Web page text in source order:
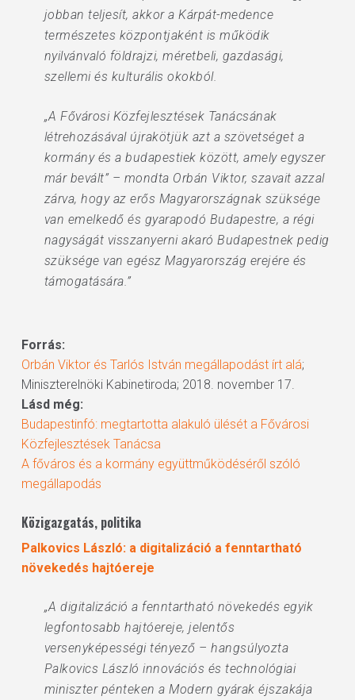
jobban teljesít, akkor a Kárpát-medence
természetes központjaként is működik
nyilvánvaló földrajzi, méretbeli, gazdasági,
szellemi és kulturális okokból.
„A Fővárosi Közfejlesztések Tanácsának
létrehozásával újrakötjük azt a szövetséget a
kormány és a budapestiek között, amely egyszer
már bevált” – mondta Orbán Viktor, szavait azzal
zárva, hogy az erős Magyarországnak szüksége
van emelkedő és gyarapodó Budapestre, a régi
nagyságát visszanyerni akaró Budapestnek pedig
szüksége van egész Magyarország erejére és
támogatására.”
Forrás:
Orbán Viktor és Tarlós István megállapodást írt alá;
Miniszterelnöki Kabinetiroda; 2018. november 17.
Lásd még:
Budapestinfó: megtartotta alakuló ülését a Fővárosi
Közfejlesztések Tanácsa
A főváros és a kormány együttműködéséről szóló
megállapodás
Közigazgatás, politika
Palkovics László: a digitalizáció a fenntartható
növekedés hajtóereje
„A digitalizáció a fenntartható növekedés egyik
legfontosabb hajtóereje, jelentős
versenyképességi tényező – hangsúlyozta
Palkovics László innovációs és technológiai
miniszter pénteken a Modern gyárak éjszakája